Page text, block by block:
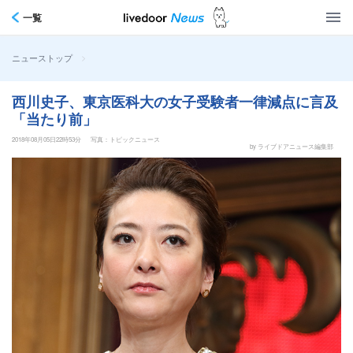
一覧
ニューストップ >
西川史子、東京医科大の女子受験者一律減点に言及
「当たり前」
2018年08月05日22時53分
写真：トピックニュース
by ライブドアニュース編集部